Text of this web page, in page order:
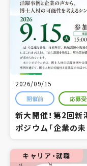
2026/09/15
開催前 応募
新大開催！第2回
ポジウム「企業の
キャリア・就職